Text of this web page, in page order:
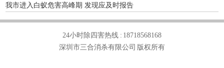
我市进入白蚁危害高峰期 发现应及时报告
24小时除四害热线 : 18718568168
深圳市三合消杀有限公司 版权所有